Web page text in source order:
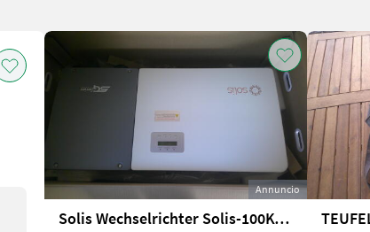
Annuncio
Solis Wechselrichter Solis-100K-5G